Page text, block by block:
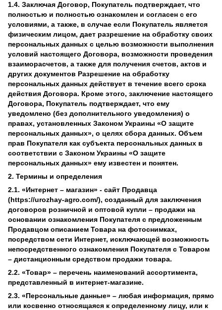
1.4. Заключая Договор, Покупатель подтверждает, что
полностью и полностью ознакомлен и согласен с его
условиями, а также, в случае если Покупатель является
физическим лицом, дает разрешение на обработку своих
персональных данных с целью возможности выполнения
условий настоящего Договора, возможности проведения
взаиморасчетов, а также для получения счетов, актов и
других документов Разрешение на обработку
персональных данных действует в течение всего срока
действия Договора. Кроме этого, заключение настоящего
Договора, Покупатель подтверждает, что ему
уведомлено (без дополнительного уведомления) о
правах, установленных Законом Украины «О защите
персональных данных», о целях сбора данных. Объем
прав Покупателя как субъекта персональных данных в
соответствии с Законом Украины «О защите
персональных данных» ему известен и понятен.
2. Термины и определения
2.1. «Интернет – магазин» - сайт Продавца
(https://urozhay-agro.com/), созданный для заключения
договоров розничной и оптовой купли – продажи на
основании ознакомления Покупателя с предложенным
Продавцом описанием Товара на фотоснимках,
посредством сети Интернет, исключающей возможность
непосредственного ознакомления Покупателя с Товаром
– дистанционным средством продажи товара.
2.2. «Товар» – перечень наименований ассортимента,
представленный в интернет-магазине.
2.3. «Персональные данные» – любая информация, прямо
или косвенно относящаяся к определенному лицу, или к